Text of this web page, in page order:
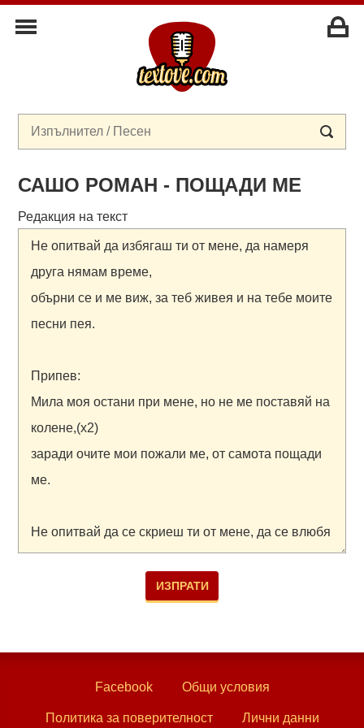
САШО РОМАН - ПОЩАДИ МЕ
Редакция на текст
Facebook Общи условия
Политика за поверителност Лични данни